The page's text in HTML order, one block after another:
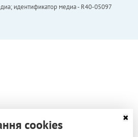
идентификатор медиа - R40-05097
cookies